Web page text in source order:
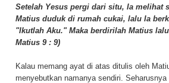
Setelah Yesus pergi dari situ, Ia melihat
Matius duduk di rumah cukai, lalu Ia
"Ikutlah Aku." Maka berdirilah Matius
Matius 9 : 9)
Kalau memang ayat di atas ditulis oleh
menyebutkan namanya sendiri. Seharusnya